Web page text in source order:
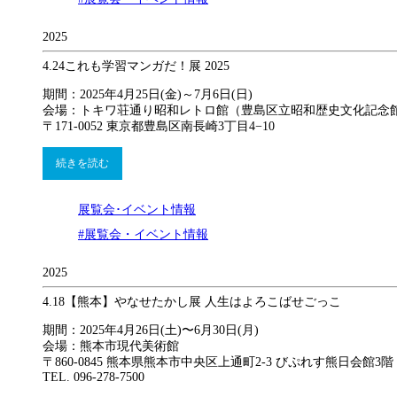
2025
4.24これも学習マンガだ！展 2025
期間：2025年4月25日(金)～7月6日(日)
会場：トキワ荘通り昭和レトロ館（豊島区立昭和歴史文化記念
〒171-0052 東京都豊島区南長崎3丁目4−10
続きを読む
展覧会･イベント情報
#展覧会・イベント情報
2025
4.18 【熊本】やなせたかし展 人生はよろこばせごっこ
期間：2025年4⽉26⽇(土)〜6⽉30⽇(月)
会場：熊本市現代美術館
〒860-0845 熊本県熊本市中央区上通町2-3 びぷれす熊⽇会館3階
TEL. 096-278-7500